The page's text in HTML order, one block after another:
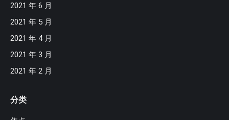
2021 年 6 月
2021 年 5 月
2021 年 4 月
2021 年 3 月
2021 年 2 月
分类